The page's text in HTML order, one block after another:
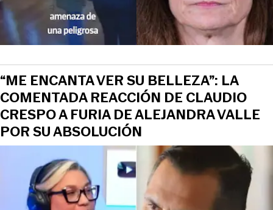
“ME ENCANTA VER SU BELLEZA”: LA
COMENTADA REACCIÓN DE CLAUDIO
CRESPO A FURIA DE ALEJANDRA VALLE
POR SU ABSOLUCIÓN